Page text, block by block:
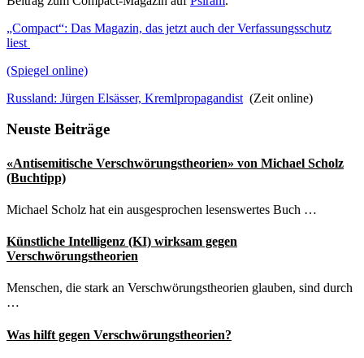
„Compact“: Das Magazin, das jetzt auch der Verfassungsschutz
liest
(Spiegel online)
Russland: Jürgen Elsässer, Kremlpropagandist (Zeit online)
Seitenspalte
Neuste Beiträge
«Antisemitische Verschwörungstheorien» von Michael Scholz
(Buchtipp)
Michael Scholz hat ein ausgesprochen lesenswertes Buch …
Künstliche Intelligenz (KI) wirksam gegen
Verschwörungstheorien
Menschen, die stark an Verschwörungstheorien glauben, sind durch
…
Was hilft gegen Verschwörungstheorien?